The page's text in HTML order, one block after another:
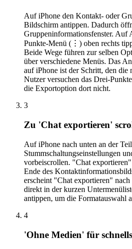
Auf iPhone den Kontakt- oder
Bildschirm antippen. Dadurch
Gruppeninformationsfenster. Auf
Punkte-Menü (⋮) oben rechts
Beide Wege führen zur selben
über verschiedene Menüs. Das
auf iPhone ist der Schritt, den die
Nutzer versuchen das Drei-
die Exportoption dort nicht.
3
Zu 'Chat exportieren'
Auf iPhone nach unten an der
Stummschaltungseinstellungen
vorbeiscrollen. "Chat
Ende des
erscheint "Chat exportieren"
direkt in der kurzen
antippen, um die Formatauswahl
4
'Ohne Medien' für